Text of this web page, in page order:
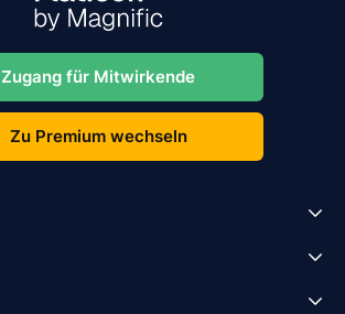
Zugang für Mitwirkende
Zu Premium wechseln